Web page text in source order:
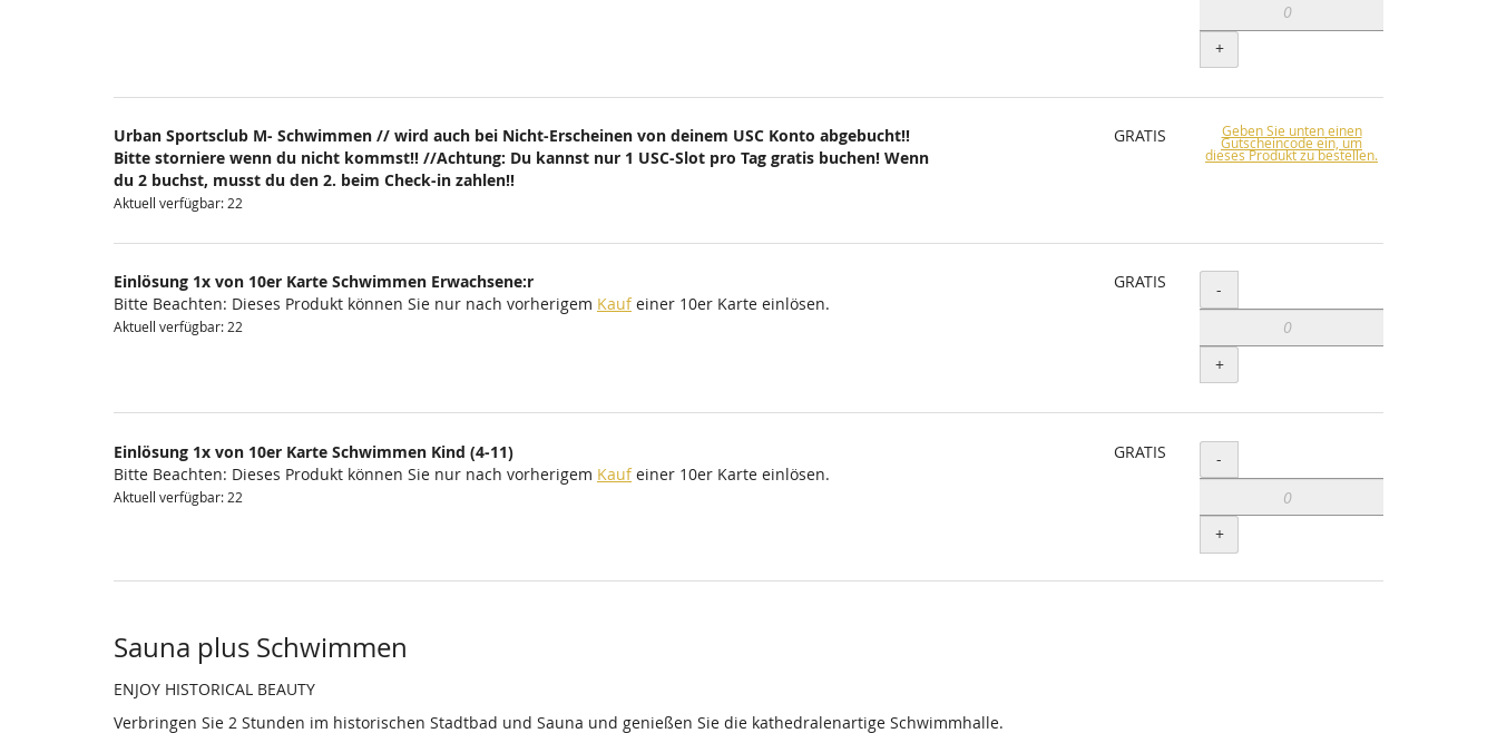
+
Urban Sportsclub M- Schwimmen // wird auch bei Nicht-Erscheinen von deinem USC Konto abgebucht!!
Bitte storniere wenn du nicht kommst!! //Achtung: Du kannst nur 1 USC-Slot pro Tag gratis buchen! Wenn
du 2 buchst, musst du den 2. beim Check-in zahlen!!
Aktuell verfügbar: 22
GRATIS Geben Sie unten einen
Gutscheincode ein, um
dieses Produkt zu bestellen.
Einlösung 1x von 10er Karte Schwimmen Erwachsene:r
Bitte Beachten: Dieses Produkt können Sie nur nach vorherigem Kaufeiner 10er Karte einlösen.
Aktuell verfügbar: 22
GRATIS Menge
-
+
Einlösung 1x von 10er Karte Schwimmen Kind (4-11)
Bitte Beachten: Dieses Produkt können Sie nur nach vorherigem Kaufeiner 10er Karte einlösen.
Aktuell verfügbar: 22
GRATIS Menge
-
+
Sauna plus Schwimmen
ENJOY HISTORICAL BEAUTY
Verbringen Sie 2 Stunden im historischen Stadtbad und Sauna und genießen Sie die kathedralenartige Schwimmhalle.